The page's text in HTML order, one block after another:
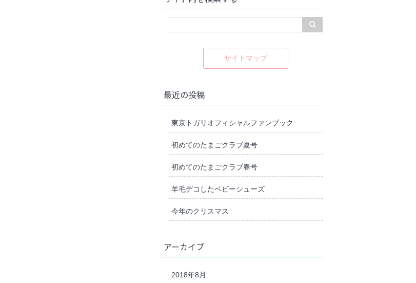
サイトマップ
最近の投稿
東京トガリオフィシャルファンブック
初めてのたまごクラブ夏号
初めてのたまごクラブ春号
羊毛デコしたベビーシューズ
今年のクリスマス
アーカイブ
2018年8月